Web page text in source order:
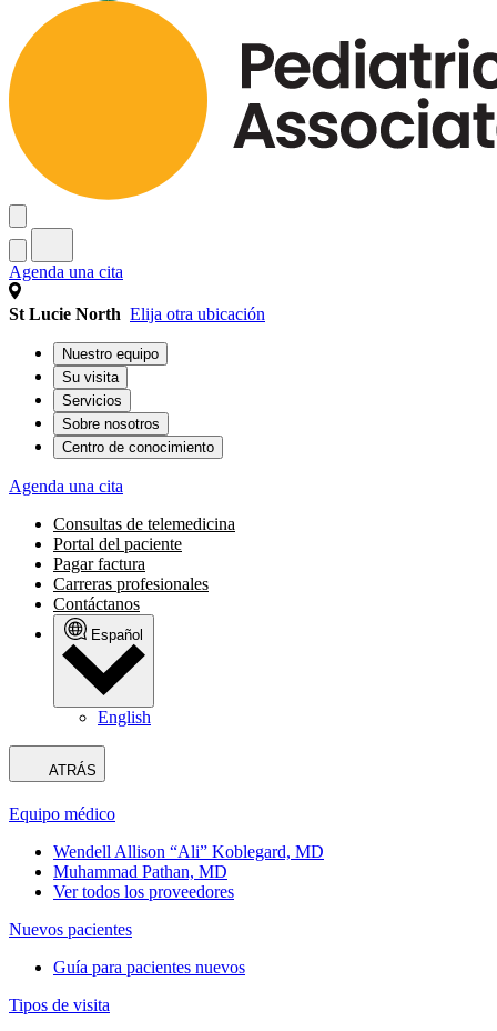
Agenda una cita
St Lucie North Elija otra ubicación
Nuestro equipo
Su visita
Servicios
Sobre nosotros
Centro de conocimiento
Agenda una cita
Consultas de telemedicina
Portal del paciente
Pagar factura
Carreras profesionales
Contáctanos
Español
English
ATRÁS
Equipo médico
Wendell Allison “Ali” Koblegard, MD
Muhammad Pathan, MD
Ver todos los proveedores
Nuevos pacientes
Guía para pacientes nuevos
Tipos de visita